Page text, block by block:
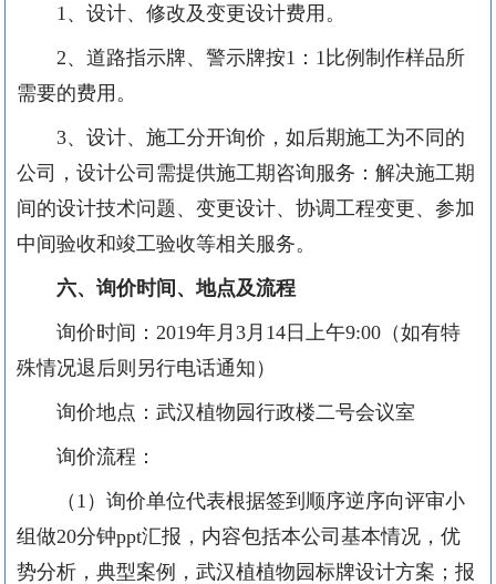
1、设计、修改及变更设计费用。
2、道路指示牌、警示牌按1：1比例制作样品所
需要的费用。
3、设计、施工分开询价，如后期施工为不同的
公司，设计公司需提供施工期咨询服务：解决施工期
间的设计技术问题、变更设计、协调工程变更、参加
中间验收和竣工验收等相关服务。
六、询价时间、地点及流程
询价时间：2019年月3月14日上午9:00（如有特
殊情况退后则另行电话通知）
询价地点：武汉植物园行政楼二号会议室
询价流程：
（1）询价单位代表根据签到顺序逆序向评审小
组做20分钟ppt汇报，内容包括本公司基本情况，优
势分析，典型案例，武汉植植物园标牌设计方案；报